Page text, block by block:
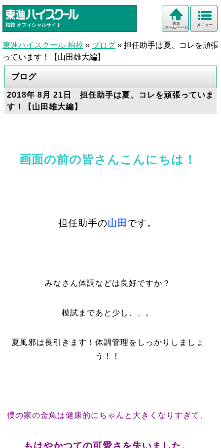
柏校 オフィシャルサイト メニュー
東進
ホームページ
東進ハイスクール 柏校 » ブログ » 担任助手は夏、コレを頑張
っています！【山田雄大編】
ブログ
2018年 8月 21日 担任助手は夏、コレを頑張っていま
す！【山田雄大編】
画面の前の皆さんこんにちは！
担任助手の山田 です。
みなさん体調などは良好ですか？
模試まであと少し、、。
夏風邪は長引きます！体調管理をしっかりしましょ
う！！
僕の家の金魚は健康的にちゃんと大きくなりすぎて、
もはやかつての可愛さを失いました。